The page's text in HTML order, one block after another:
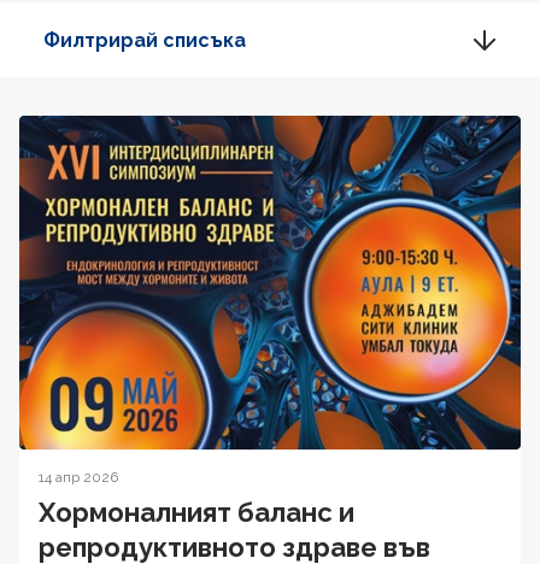
Филтрирай списъка
14 апр 2026
Хормоналният баланс и
репродуктивното здраве във